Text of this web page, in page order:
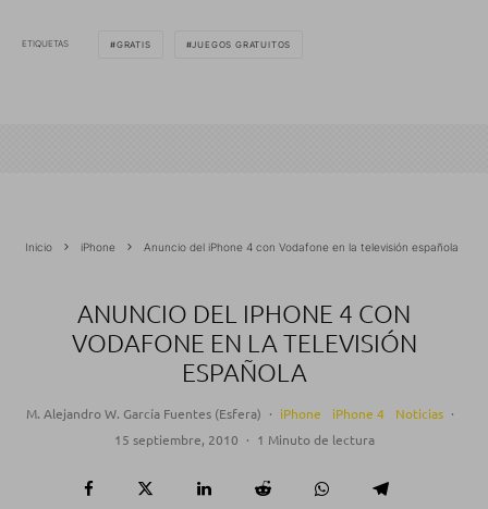
ETIQUETAS GRATIS JUEGOS GRATUITOS
Inicio iPhone Anuncio del iPhone 4 con Vodafone en la televisión española
ANUNCIO DEL IPHONE 4 CON
VODAFONE EN LA TELEVISIÓN
ESPAÑOLA
M. Alejandro W. García Fuentes (Esfera) · iPhone iPhone 4 Noticias ·
15 septiembre, 2010 · 1 Minuto de lectura